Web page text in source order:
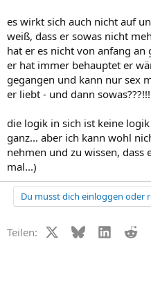
es wirkt sich auch nicht auf
weiß, dass er sowas nicht
hat er es nicht von anfang an
er hat immer behauptet er
gegangen und kann nur sex
er liebt - und dann
die logik in sich ist keine
ganz... aber ich kann wohl
nehmen und zu wissen, dass
mal...)
Du musst dich einloggen oder
Teilen: X (Twitter)
Bluesky